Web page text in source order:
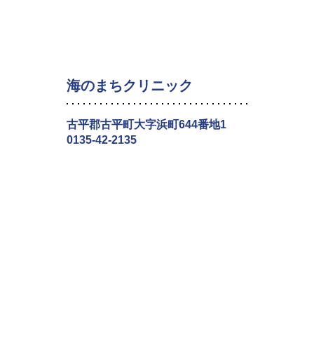
海のまちクリニック
古平郡古平町大字浜町644番地1
0135-42-2135